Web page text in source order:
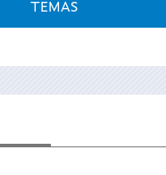
TEMAS